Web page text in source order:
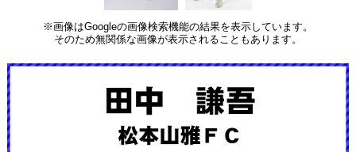
※画像はGoogleの画像検索機能の結果を表示しています。
そのため無関係な画像が表示されることもあります。